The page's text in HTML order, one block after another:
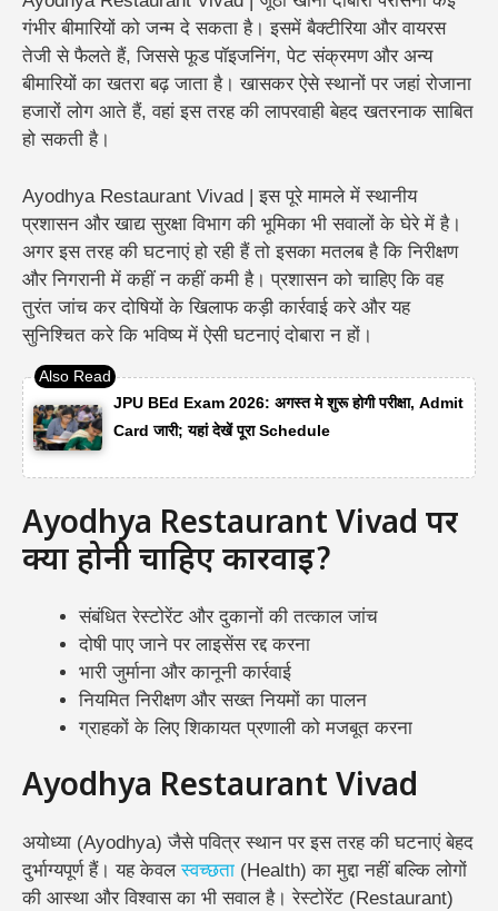
गंभीर बीमारियों को जन्म दे सकता है। इसमें बैक्टीरिया और वायरस
तेजी से फैलते हैं, जिससे फूड पॉइजनिंग, पेट संक्रमण और अन्य
बीमारियों का खतरा बढ़ जाता है। खासकर ऐसे स्थानों पर जहां रोजाना
हजारों लोग आते हैं, वहां इस तरह की लापरवाही बेहद खतरनाक साबित
हो सकती है।
Ayodhya Restaurant Vivad | इस पूरे मामले में स्थानीय
प्रशासन और खाद्य सुरक्षा विभाग की भूमिका भी सवालों के घेरे में है।
अगर इस तरह की घटनाएं हो रही हैं तो इसका मतलब है कि निरीक्षण
और निगरानी में कहीं न कहीं कमी है। प्रशासन को चाहिए कि वह
तुरंत जांच कर दोषियों के खिलाफ कड़ी कार्रवाई करे और यह
सुनिश्चित करे कि भविष्य में ऐसी घटनाएं दोबारा न हों।
JPU BEd Exam 2026: अगस्त मे शुरू होगी परीक्षा, Admit
Card जारी; यहां देखें पूरा Schedule
Ayodhya Restaurant Vivad पर
क्या होनी चाहिए कार्रवाई?
संबंधित रेस्टोरेंट और दुकानों की तत्काल जांच
दोषी पाए जाने पर लाइसेंस रद्द करना
भारी जुर्माना और कानूनी कार्रवाई
नियमित निरीक्षण और सख्त नियमों का पालन
ग्राहकों के लिए शिकायत प्रणाली को मजबूत करना
Ayodhya Restaurant Vivad
अयोध्या (Ayodhya) जैसे पवित्र स्थान पर इस तरह की घटनाएं बेहद
दुर्भाग्यपूर्ण हैं। यह केवलस्वच्छता (Health) का मुद्दा नहीं बल्कि लोगों
की आस्था और विश्वास का भी सवाल है। रेस्टोरेंट (Restaurant)